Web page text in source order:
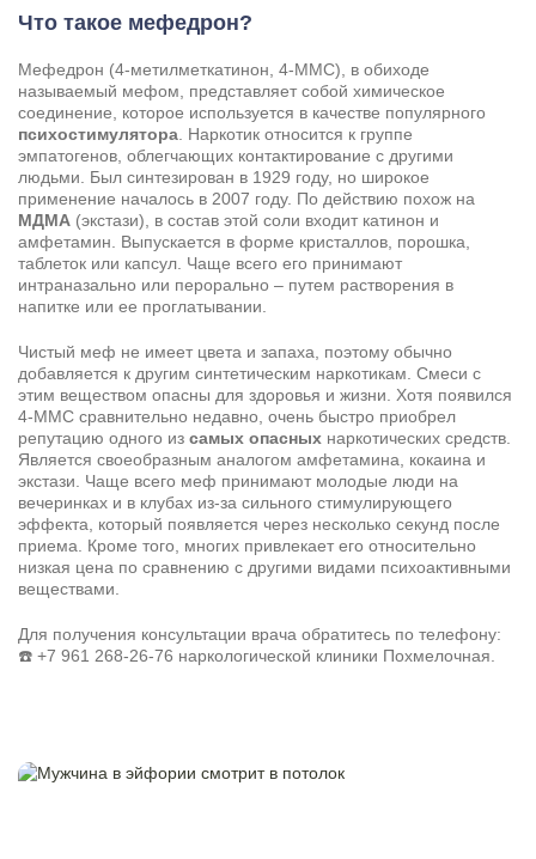
Что такое мефедрон?
Мефедрон (4-метилметкатинон, 4-MMC), в обиходе
называемый мефом, представляет собой химическое
соединение, которое используется в качестве популярного
психостимулятора . Наркотик относится к группе
эмпатогенов, облегчающих контактирование с другими
людьми. Был синтезирован в 1929 году, но широкое
применение началось в 2007 году. По действию похож на
МДМА (экстази), в состав этой соли входит катинон и
амфетамин. Выпускается в форме кристаллов, порошка,
таблеток или капсул. Чаще всего его принимают
интраназально или перорально – путем растворения в
напитке или ее проглатывании.
Чистый меф не имеет цвета и запаха, поэтому обычно
добавляется к другим синтетическим наркотикам. Смеси с
этим веществом опасны для здоровья и жизни. Хотя появился
4-MMC сравнительно недавно, очень быстро приобрел
репутацию одного из самых опасных наркотических средств.
Является своеобразным аналогом амфетамина, кокаина и
экстази. Чаще всего меф принимают молодые люди на
вечеринках и в клубах из-за сильного стимулирующего
эффекта, который появляется через несколько секунд после
приема. Кроме того, многих привлекает его относительно
низкая цена по сравнению с другими видами психоактивными
веществами.
Для получения консультации врача обратитесь по телефону:
☎️ +7 961 268-26-76 наркологической клиники Похмелочная.
Бесплатная консультация